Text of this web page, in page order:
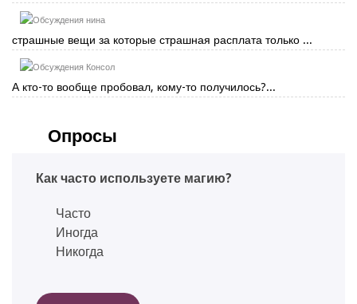
нина
страшные вещи за которые страшная расплата только ...
Консол
А кто-то вообще пробовал, кому-то получилось?...
Опросы
Как часто используете магию?
Часто
Иногда
Никогда